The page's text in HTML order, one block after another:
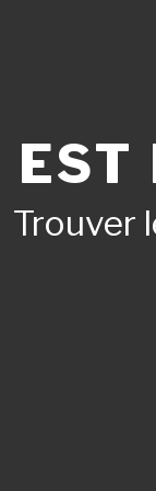
EST
Trouver